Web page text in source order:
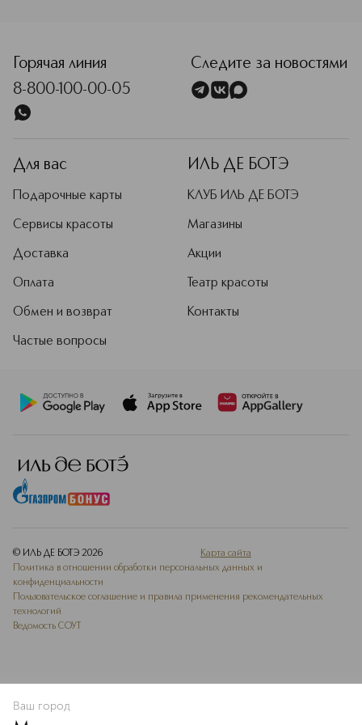
баллами после каждой покупки.
Чтобы пользоваться всеми
привилегиями Клуба ИЛЬ ДЕ БОТЭ,
В КОРЗИНУ
Горячая линия
8-800-100-00-05
Следите за новостями
Для вас
Подарочные карты
Сервисы красоты
Доставка
Оплата
Обмен и возврат
Частые вопросы
ИЛЬ ДЕ БОТЭ
КЛУБ ИЛЬ ДЕ БОТЭ
Магазины
Акции
Театр красоты
Контакты
© ИЛЬ ДЕ БОТЭ 2026
Карта сайта
Политика в отношении обработки персональных данных и
конфиденциальности
Пользовательское соглашение и правила применения рекомендательных
технологий
Ведомость СОУТ
Ваш город